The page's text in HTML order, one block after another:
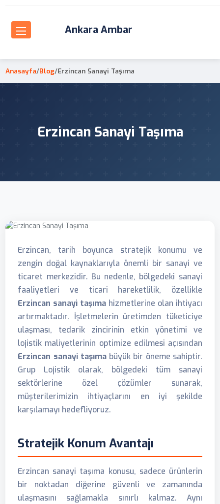
Ankara Ambar
Anasayfa/Blog/Erzincan Sanayi Taşıma
Erzincan Sanayi Taşıma
Erzincan, tarih boyunca stratejik konumu ve
zengin doğal kaynaklarıyla önemli bir sanayi ve
ticaret merkezidir. Bu nedenle, bölgedeki sanayi
faaliyetleri ve ticari hareketlilik, özellikle
Erzincan sanayi taşıma hizmetlerine olan ihtiyacı
artırmaktadır. İşletmelerin üretimden tüketiciye
ulaşması, tedarik zincirinin etkin yönetimi ve
lojistik maliyetlerinin optimize edilmesi açısından
Erzincan sanayi taşımabüyük bir öneme sahiptir.
Grup Lojistik olarak, bölgedeki tüm sanayi
sektörlerine özel çözümler sunarak,
müşterilerimizin ihtiyaçlarını en iyi şekilde
karşılamayı hedefliyoruz.
Stratejik Konum Avantajı
Erzincan sanayi taşıma konusu, sadece ürünlerin
bir noktadan diğerine güvenli ve zamanında
ulaşmasını sağlamakla sınırlı kalmaz. Aynı